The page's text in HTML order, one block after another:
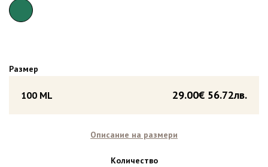
Размер
100 ML 56.72лв.
29.00€
Описание на размери
Количество